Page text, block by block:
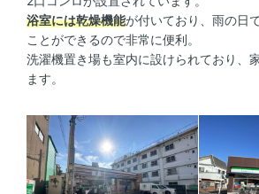
浴室には乾燥機能が付いており、雨の日
ことができるので非常に便利。
洗濯機置き場も室内に設けられており、
ます。